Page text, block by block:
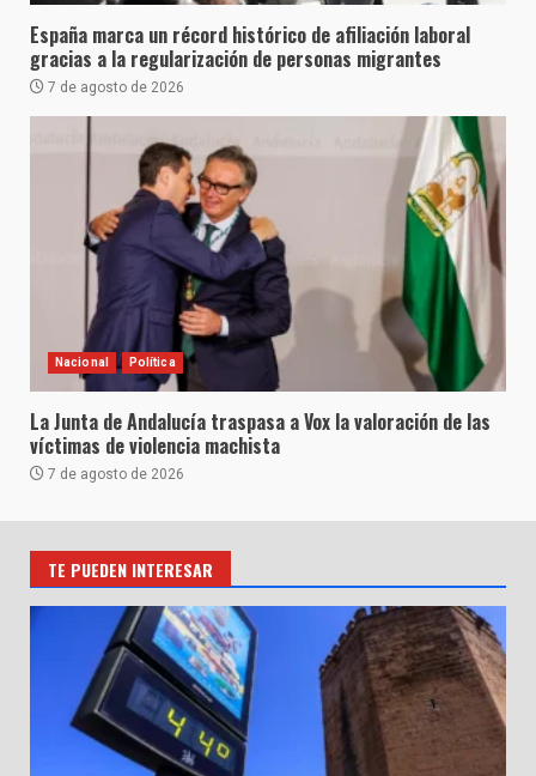
España marca un récord histórico de afiliación laboral
gracias a la regularización de personas migrantes
7 de agosto de 2026
Nacional Política
La Junta de Andalucía traspasa a Vox la valoración de las
víctimas de violencia machista
7 de agosto de 2026
TE PUEDEN INTERESAR